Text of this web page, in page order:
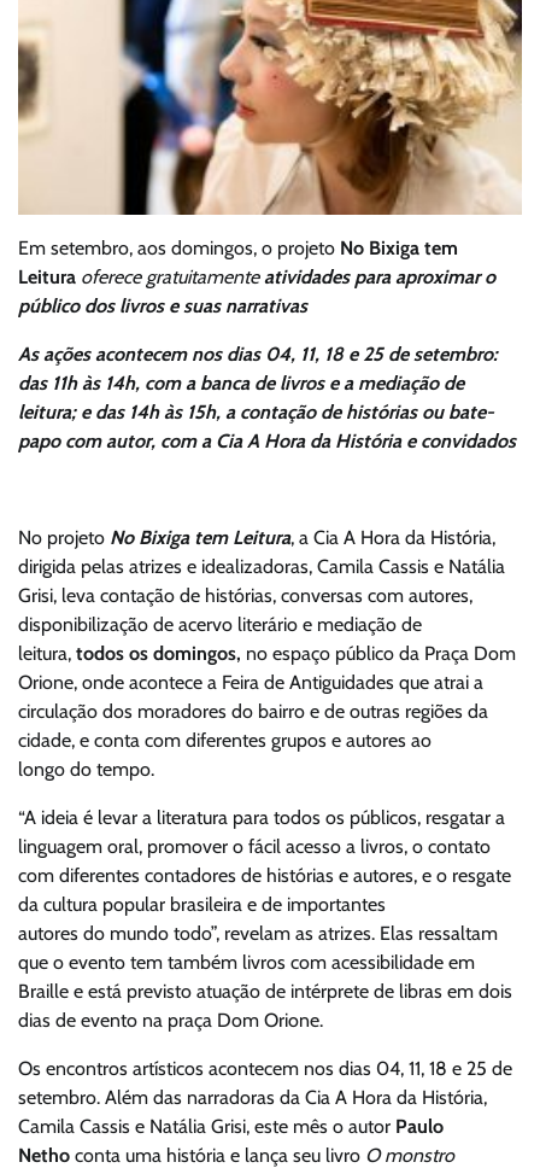
Em setembro, aos domingos, o projeto No Bixiga tem
Leitura oferece gratuitamenteatividades para aproximar o
público dos livros e suas narrativas
As ações acontecem nos dias 04, 11, 18 e 25 de setembro:
das 11h às 14h, com a banca de livros e a mediação de
leitura; e das 14h às 15h, a contação de histórias ou bate-
papo com autor, com a Cia A Hora da História e convidados
No projeto No Bixiga tem Leitura, a Cia A Hora da História,
dirigida pelas atrizes e idealizadoras, Camila Cassis e Natália
Grisi, leva contação de histórias, conversas com autores,
disponibilização de acervo literário e mediação de
leitura, todos os domingos, no espaço público da Praça Dom
Orione, onde acontece a Feira de Antiguidades que atrai a
circulação dos moradores do bairro e de outras regiões da
cidade, e conta com diferentes grupos e autores ao
longo do tempo.
“A ideia é levar a literatura para todos os públicos, resgatar a
linguagem oral, promover o fácil acesso a livros, o contato
com diferentes contadores de histórias e autores, e o resgate
da cultura popular brasileira e de importantes
autores do mundo todo”, revelam as atrizes. Elas ressaltam
que o evento tem também livros com acessibilidade em
Braille e está previsto atuação de intérprete de libras em dois
dias de evento na praça Dom Orione.
Os encontros artísticos acontecem nos dias 04, 11, 18 e 25 de
setembro. Além das narradoras da Cia A Hora da História,
Camila Cassis e Natália Grisi, este mês o autor Paulo
Netho conta uma história e lança seu livro O monstro